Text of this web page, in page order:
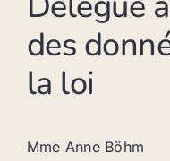
des
la loi
Mme Anne Böhm